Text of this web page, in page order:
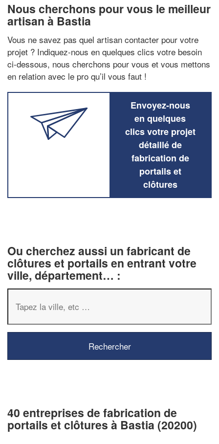
Nous cherchons pour vous le meilleur
artisan à Bastia
Vous ne savez pas quel artisan contacter pour votre
projet ? Indiquez-nous en quelques clics votre besoin
ci-dessous, nous cherchons pour vous et vous mettons
en relation avec le pro qu’il vous faut !
Envoyez-nous
en quelques
clics votre projet
détaillé de
fabrication de
portails et
clôtures
Ou cherchez aussi un fabricant de
clôtures et portails en entrant votre
ville, département… :
40 entreprises de fabrication de
portails et clôtures à Bastia (20200)